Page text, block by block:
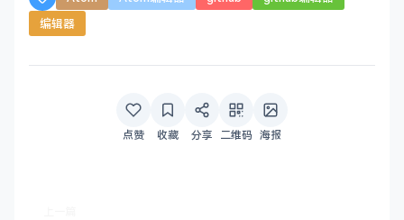
编辑器
点赞 收藏 分享 二维码 海报